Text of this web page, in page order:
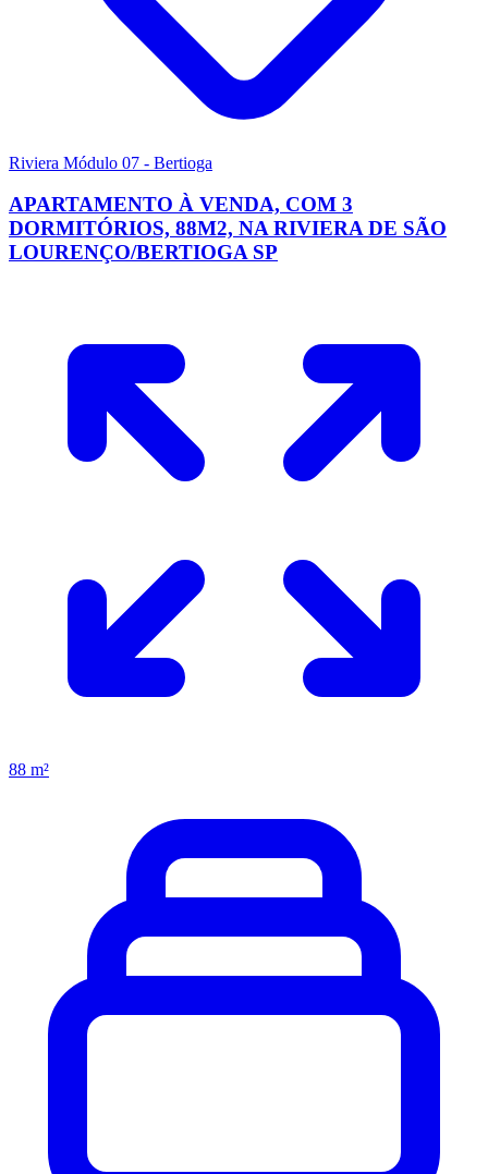
Riviera Módulo 07 - Bertioga
APARTAMENTO À VENDA, COM 3
DORMITÓRIOS, 88M2, NA RIVIERA DE SÃO
LOURENÇO/BERTIOGA SP
88 m²